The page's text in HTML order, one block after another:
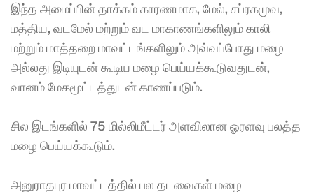
இந்த அமைப்பின் தாக்கம் காரணமாக, மேல், சப்ரகமுவ,
மத்திய, வடமேல் மற்றும் வட மாகாணங்களிலும் காலி
மற்றும் மாத்தறை மாவட்டங்களிலும் அவ்வப்போது மழை
அல்லது இடியுடன் கூடிய மழை பெய்யக்கூடுவதுடன்,
வானம் மேகமூட்டத்துடன் காணப்படும்.
சில இடங்களில் 75 மில்லிமீட்டர் அளவிலான ஓரளவு பலத்த
மழை பெய்யக்கூடும்.
அனுராதபுர மாவட்டத்தில் பல தடவைகள் மழை